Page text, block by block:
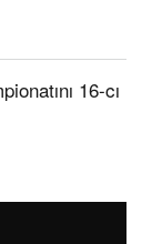
16-cı